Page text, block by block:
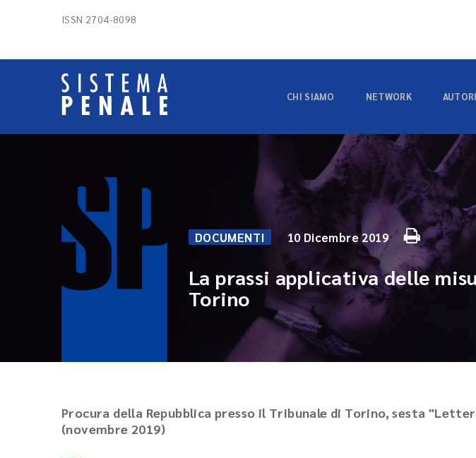
ISSN 2704-8098
CHI SIAMO NETWORK AUTORI
DOCUMENTI 10 Dicembre 2019
La prassi applicativa delle
Torino
Procura della Repubblica presso il Tribunale di Torino, sesta
(novembre 2019)